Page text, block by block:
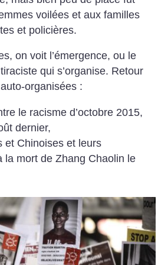
voilées et aux familles
et policières.
on voit l’émergence, ou le
qui s’organise. Retour
organisées :
le racisme d’octobre 2015,
dernier,
et Chinoises et leurs
la mort de Zhang Chaolin le